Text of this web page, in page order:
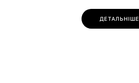
ДЕТАЛЬНІШЕ